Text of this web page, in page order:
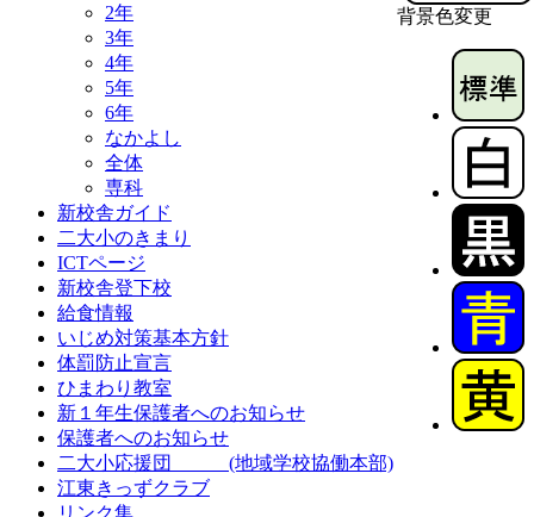
背景色変更
2年
3年
4年
5年
6年
なかよし
全体
専科
新校舎ガイド
二大小のきまり
ICTページ
新校舎登下校
給食情報
いじめ対策基本方針
体罰防止宣言
ひまわり教室
新１年生保護者へのお知らせ
保護者へのお知らせ
二大小応援団 (地域学校協働本部)
江東きっずクラブ
リンク集